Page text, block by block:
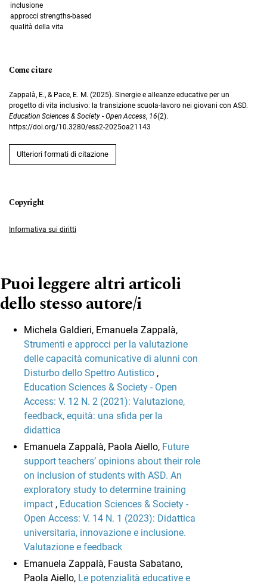
inclusione
approcci strengths-based
qualità della vita
Come citare
Zappalà, E., & Pace, E. M. (2025). Sinergie e alleanze educative per un
progetto di vita inclusivo: la transizione scuola-lavoro nei giovani con ASD.
Education Sciences & Society - Open Access, 16(2).
https://doi.org/10.3280/ess2-2025oa21143
Ulteriori formati di citazione
Informativa sui diritti
Puoi leggere altri articoli
dello stesso autore/i
Michela Galdieri, Emanuela Zappalà,
Strumenti e approcci per la valutazione
delle capacità comunicative di alunni con
Disturbo dello Spettro Autistico ,
Education Sciences & Society - Open
Access: V. 12 N. 2 (2021): Valutazione,
feedback, equità: una sfida per la
didattica
Emanuela Zappalà, Paola Aiello, Future
support teachers’ opinions about their role
on inclusion of students with ASD. An
exploratory study to determine training
impact , Education Sciences & Society -
Open Access: V. 14 N. 1 (2023): Didattica
universitaria, innovazione e inclusione.
Valutazione e feedback
Emanuela Zappalà, Fausta Sabatano,
Paola Aiello, Le potenzialità educative e